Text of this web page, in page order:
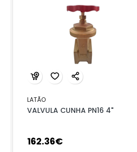
LATÃO
VALVULA CUNHA PN16 4"
162.36€